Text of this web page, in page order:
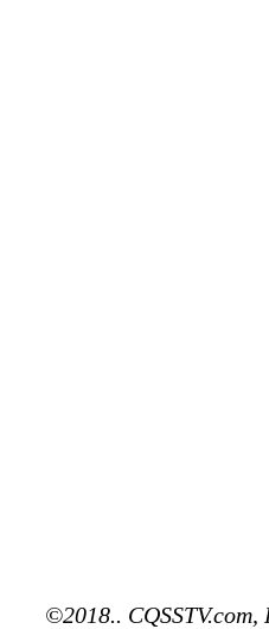
©2018.. CQSSTV.com,